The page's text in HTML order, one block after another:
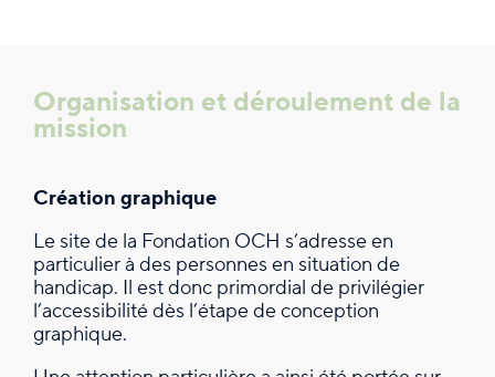
Organisation et déroulement de la
mission
Création graphique
Le site de la Fondation OCH s’adresse en
particulier à des personnes en situation de
handicap. Il est donc primordial de privilégier
l’accessibilité dès l’étape de conception
graphique.